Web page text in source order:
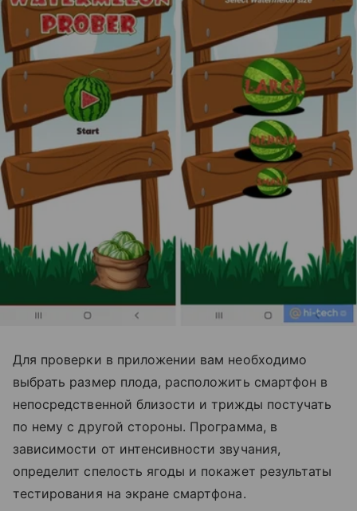
Для проверки в приложении вам необходимо
выбрать размер плода, расположить смартфон в
непосредственной близости и трижды постучать
по нему с другой стороны. Программа, в
зависимости от интенсивности звучания,
определит спелость ягоды и покажет результаты
тестирования на экране смартфона.